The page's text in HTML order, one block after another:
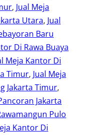
, Jual Meja
Utara, Jual
Baru
Di Rawa Buaya
Meja Kantor Di
Timur, Jual Meja
Jakarta Timur
Jakarta
Pulo
Kantor Di